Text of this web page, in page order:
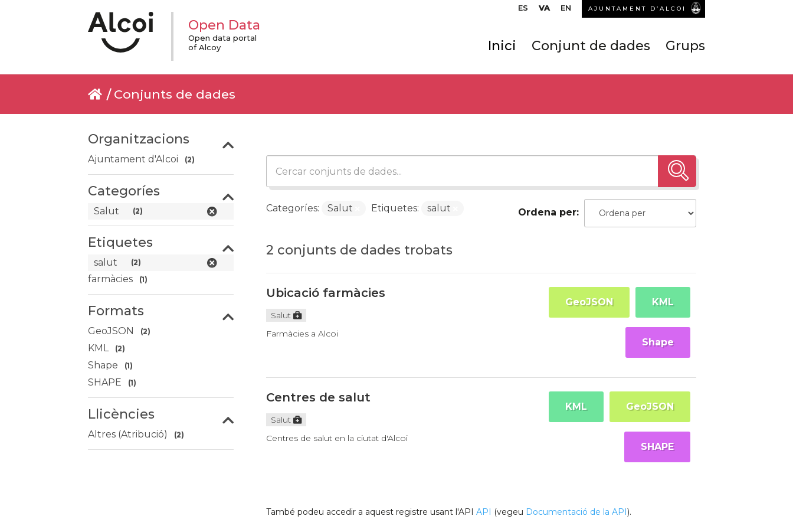
ES VA EN AJUNTAMENT D’ALCOI
Open Data
Open data portal
of Alcoy
Inici Conjunt de dades Grups
Conjunts de dades
Organitzacions
Ajuntament d'Alcoi (2)
Categoríes
Salut (2)
Etiquetes
salut (2)
farmàcies (1)
Formats
GeoJSON (2)
KML (2)
Shape (1)
SHAPE (1)
Llicències
Altres (Atribució) (2)
Ordena per
2 conjunts de dades trobats
Categoríes: Salut Etiquetes: salut
Ubicació farmàcies
Salut
Farmàcies a Alcoi
KML
GeoJSON
Shape
Centres de salut
Salut
Centres de salut en la ciutat d'Alcoi
GeoJSON
KML
SHAPE
També podeu accedir a aquest registre usant l'API API (vegeu Documentació de la API).